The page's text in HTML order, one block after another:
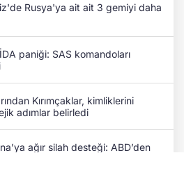
Rusya'ya ait ait 3 gemiyi daha
paniği: SAS komandoları
Kırımçaklar, kimliklerini
adımlar belirledi
ağır silah desteği: ABD’den